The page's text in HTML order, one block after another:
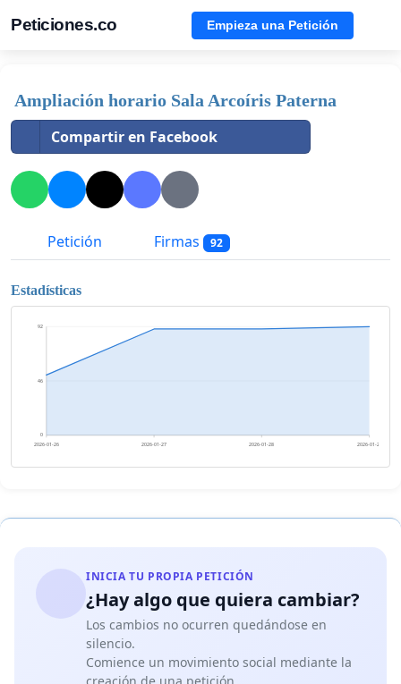
Peticiones.co Empieza una Petición
Ampliación horario Sala Arcoíris Paterna
Compartir en Facebook
Petición Firmas 92
Estadísticas
0
46
92
2026-01-26 2026-01-27 2026-01-28 2026-01-29
INICIA TU PROPIA PETICIÓN
¿Hay algo que quiera cambiar?
Los cambios no ocurren quedándose en
silencio.
Comience un movimiento social mediante la